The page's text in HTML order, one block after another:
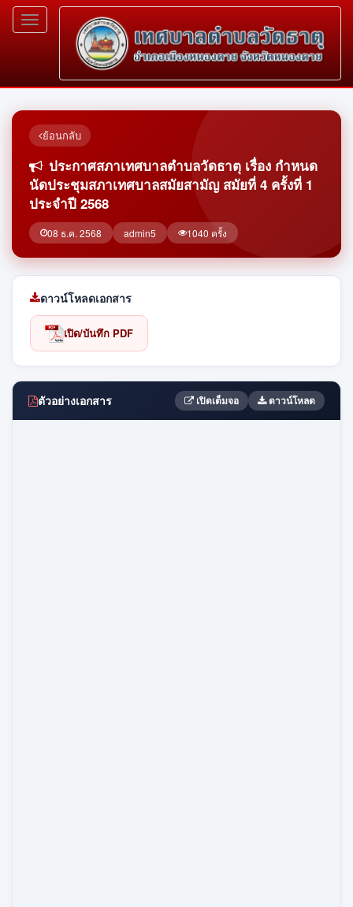
Toggle
navigation
ย้อนกลับ
ประกาศสภาเทศบาลตำบลวัดธาตุ เรื่อง กำหนด
นัดประชุมสภาเทศบาลสมัยสามัญ สมัยที่ 4 ครั้งที่ 1
ประจำปี 2568
08 ธ.ค. 2568 admin5 1040 ครั้ง
ดาวน์โหลดเอกสาร
เปิด/บันทึก PDF
ตัวอย่างเอกสาร เปิดเต็มจอ ดาวน์โหลด